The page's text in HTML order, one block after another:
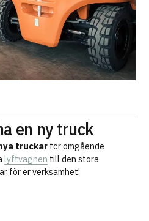
en ny truck
truckar för omgående
lyftvagnen till den stora
för er verksamhet!